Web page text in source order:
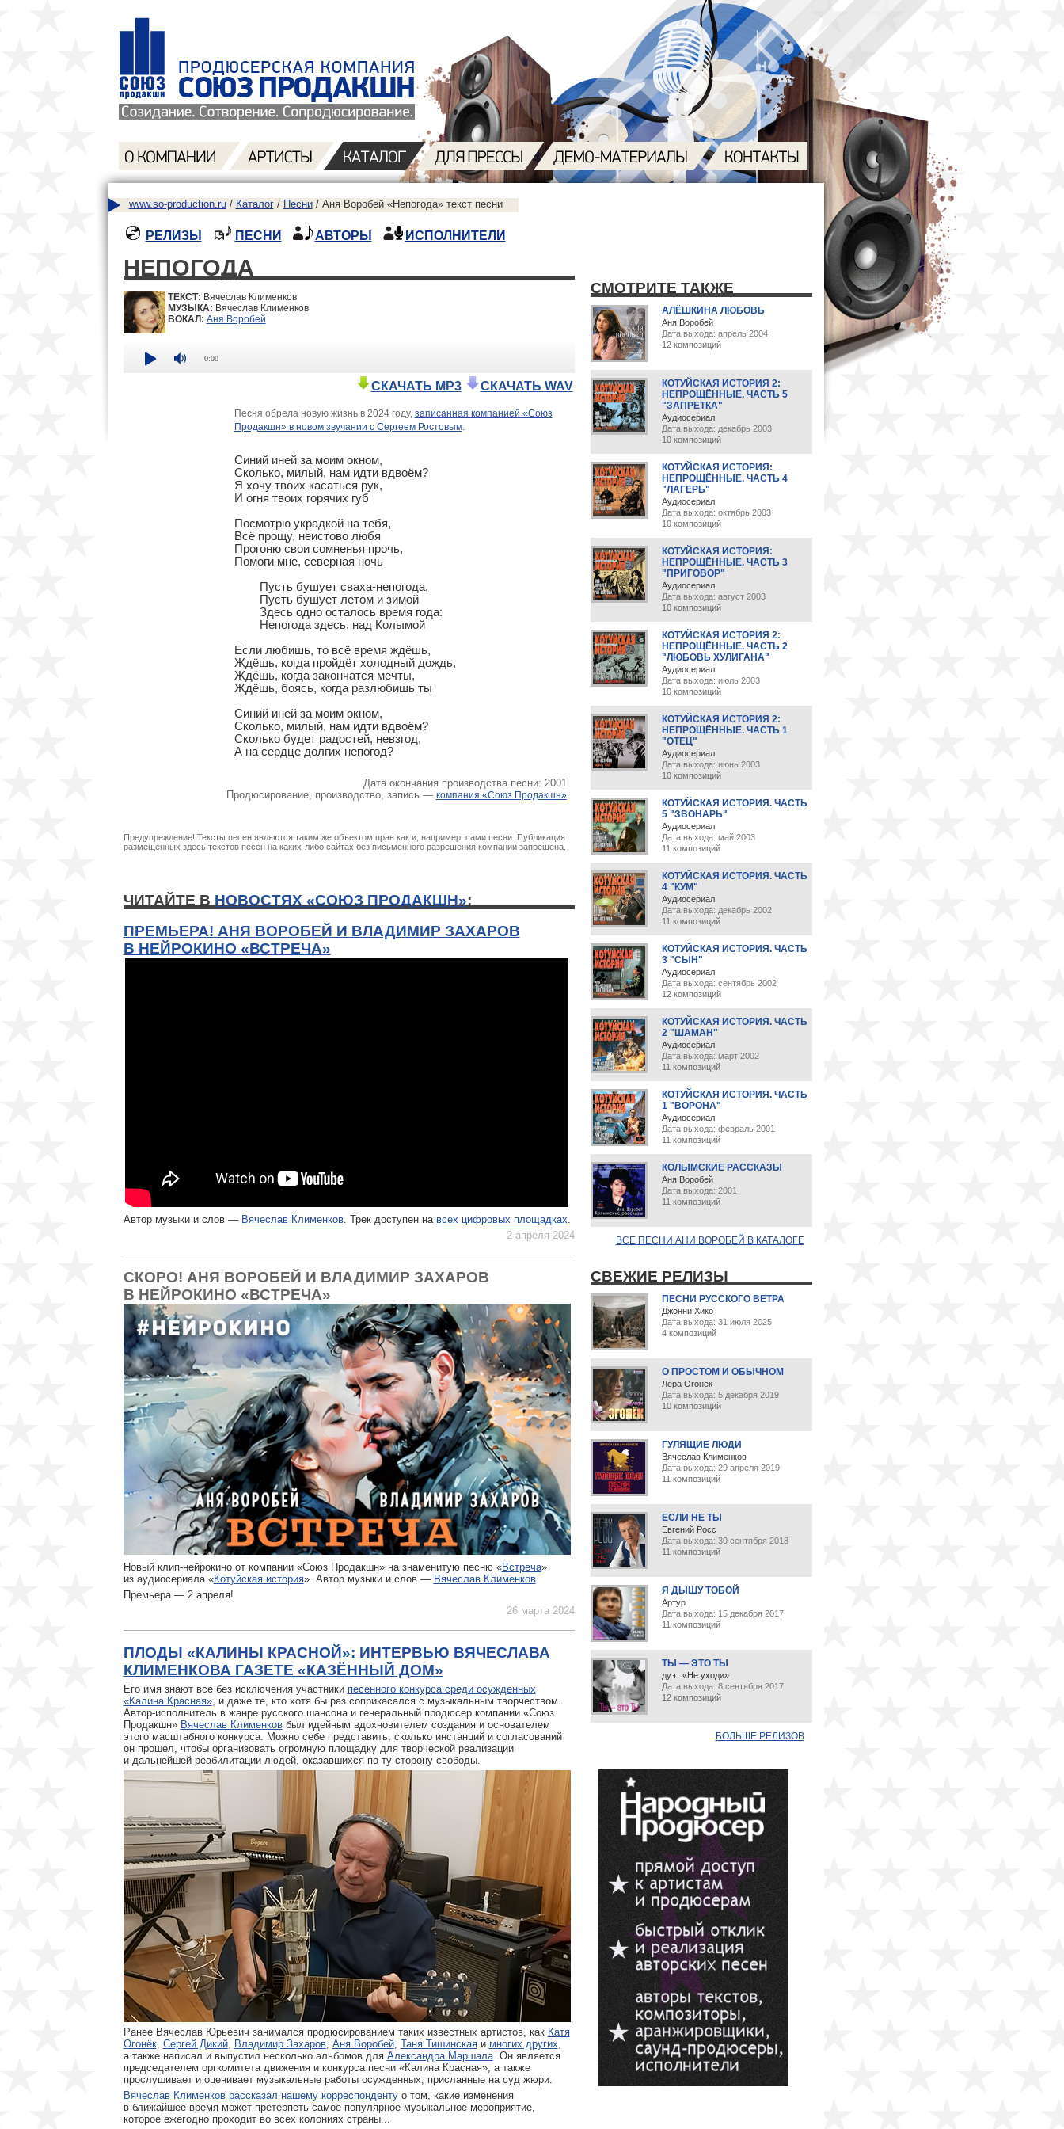
www.so-production.ru/ Каталог/ Песни/ Аня Воробей «Непогода» текст песни
РЕЛИЗЫ ПЕСНИ АВТОРЫ ИСПОЛНИТЕЛИ
НЕПОГОДА
ТЕКСТ: Вячеслав Клименков
МУЗЫКА: Вячеслав Клименков
ВОКАЛ: Аня Воробей
0:00
СКАЧАТЬ MP3 СКАЧАТЬ WAV
Песня обрела новую жизнь в 2024 году, записанная компанией «Союз
Продакшн» в новом звучании с Сергеем Ростовым.
Синий иней за моим окном,
Сколько, милый, нам идти вдвоём?
Я хочу твоих касаться рук,
И огня твоих горячих губ
Посмотрю украдкой на тебя,
Всё прощу, неистово любя
Прогоню свои сомненья прочь,
Помоги мне, северная ночь
Если любишь, то всё время ждёшь,
Ждёшь, когда пройдёт холодный дождь,
Ждёшь, когда закончатся мечты,
Ждёшь, боясь, когда разлюбишь ты
Синий иней за моим окном,
Сколько, милый, нам идти вдвоём?
Сколько будет радостей, невзгод,
А на сердце долгих непогод?
Дата окончания производства песни: 2001
Продюсирование, производство, запись — компания «Союз Продакшн»
Предупреждение! Тексты песен являются таким же объектом прав как и, например, сами песни. Публикация
размещённых здесь текстов песен на каких-либо сайтах без письменного разрешения компании запрещена.
ЧИТАЙТЕ В НОВОСТЯХ «СОЮЗ ПРОДАКШН»:
ПРЕМЬЕРА! АНЯ ВОРОБЕЙ И ВЛАДИМИР ЗАХАРОВ
В НЕЙРОКИНО «ВСТРЕЧА»
Автор музыки и слов — Вячеслав Клименков. Трек доступен на всех цифровых площадках
2 апреля 2024
СКОРО! АНЯ ВОРОБЕЙ И ВЛАДИМИР ЗАХАРОВ
В НЕЙРОКИНО «ВСТРЕЧА»
Новый клип-нейрокино от компании «Союз Продакшн» на знаменитую песню «Встреча»
из аудиосериала «Котуйская история». Автор музыки и слов — Вячеслав Клименков.
Премьера — 2 апреля!
26 марта 2024
ПЛОДЫ «КАЛИНЫ КРАСНОЙ»: ИНТЕРВЬЮ ВЯЧЕСЛАВА
КЛИМЕНКОВА ГАЗЕТЕ «КАЗЁННЫЙ ДОМ»
Его имя знают все без исключения участники песенного конкурса среди осужденных
«Калина Красная», и даже те, кто хотя бы раз соприкасался с музыкальным творчеством.
Автор-исполнитель в жанре русского шансона и генеральный продюсер компании «Союз
Продакшн» Вячеслав Клименковбыл идейным вдохновителем создания и основателем
этого масштабного конкурса. Можно себе представить, сколько инстанций и согласований
он прошел, чтобы организовать огромную площадку для творческой реализации
и дальнейшей реабилитации людей, оказавшихся по ту сторону свободы.
Ранее Вячеслав Юрьевич занимался продюсированием таких известных артистов, как Катя
Огонёк, Сергей Дикий, Владимир Захаров, Аня Воробей, Таня Тишинскаяи многих других
а также написал и выпустил несколько альбомов для Александра Маршала. Он является
председателем оргкомитета движения и конкурса песни «Калина Красная», а также
прослушивает и оценивает музыкальные работы осужденных, присланные на суд жюри.
Вячеслав Клименков рассказал нашему корреспондентуо том, какие изменения
в ближайшее время может претерпеть самое популярное музыкальное мероприятие,
которое ежегодно проходит во всех колониях страны...
СМОТРИТЕ ТАКЖЕ
АЛЁШКИНА ЛЮБОВЬ
Аня Воробей
Дата выхода: апрель 2004
12 композиций
КОТУЙСКАЯ ИСТОРИЯ 2:
НЕПРОЩЁННЫЕ. ЧАСТЬ 5
"ЗАПРЕТКА"
Аудиосериал
Дата выхода: декабрь 2003
10 композиций
КОТУЙСКАЯ ИСТОРИЯ:
НЕПРОЩЁННЫЕ. ЧАСТЬ 4
"ЛАГЕРЬ"
Аудиосериал
Дата выхода: октябрь 2003
10 композиций
КОТУЙСКАЯ ИСТОРИЯ:
НЕПРОЩЁННЫЕ. ЧАСТЬ 3
"ПРИГОВОР"
Аудиосериал
Дата выхода: август 2003
10 композиций
КОТУЙСКАЯ ИСТОРИЯ 2:
НЕПРОЩЁННЫЕ. ЧАСТЬ 2
"ЛЮБОВЬ ХУЛИГАНА"
Аудиосериал
Дата выхода: июль 2003
10 композиций
КОТУЙСКАЯ ИСТОРИЯ 2:
НЕПРОЩЁННЫЕ. ЧАСТЬ 1
"ОТЕЦ"
Аудиосериал
Дата выхода: июнь 2003
10 композиций
КОТУЙСКАЯ ИСТОРИЯ. ЧАСТЬ
5 "ЗВОНАРЬ"
Аудиосериал
Дата выхода: май 2003
11 композиций
КОТУЙСКАЯ ИСТОРИЯ. ЧАСТЬ
4 "КУМ"
Аудиосериал
Дата выхода: декабрь 2002
11 композиций
КОТУЙСКАЯ ИСТОРИЯ. ЧАСТЬ
3 "СЫН"
Аудиосериал
Дата выхода: сентябрь 2002
12 композиций
КОТУЙСКАЯ ИСТОРИЯ. ЧАСТЬ
2 "ШАМАН"
Аудиосериал
Дата выхода: март 2002
11 композиций
КОТУЙСКАЯ ИСТОРИЯ. ЧАСТЬ
1 "ВОРОНА"
Аудиосериал
Дата выхода: февраль 2001
11 композиций
КОЛЫМСКИЕ РАССКАЗЫ
Аня Воробей
Дата выхода: 2001
11 композиций
ВСЕ ПЕСНИ АНИ ВОРОБЕЙ В КАТАЛОГЕ
СВЕЖИЕ РЕЛИЗЫ
ПЕСНИ РУССКОГО ВЕТРА
Джонни Хико
Дата выхода: 31 июля 2025
4 композиций
О ПРОСТОМ И ОБЫЧНОМ
Лера Огонёк
Дата выхода: 5 декабря 2019
10 композиций
ГУЛЯЩИЕ ЛЮДИ
Вячеслав Клименков
Дата выхода: 29 апреля 2019
11 композиций
ЕСЛИ НЕ ТЫ
Евгений Росс
Дата выхода: 30 сентября 2018
11 композиций
Я ДЫШУ ТОБОЙ
Артур
Дата выхода: 15 декабря 2017
11 композиций
ТЫ — ЭТО ТЫ
дуэт «Не уходи»
Дата выхода: 8 сентября 2017
12 композиций
БОЛЬШЕ РЕЛИЗОВ